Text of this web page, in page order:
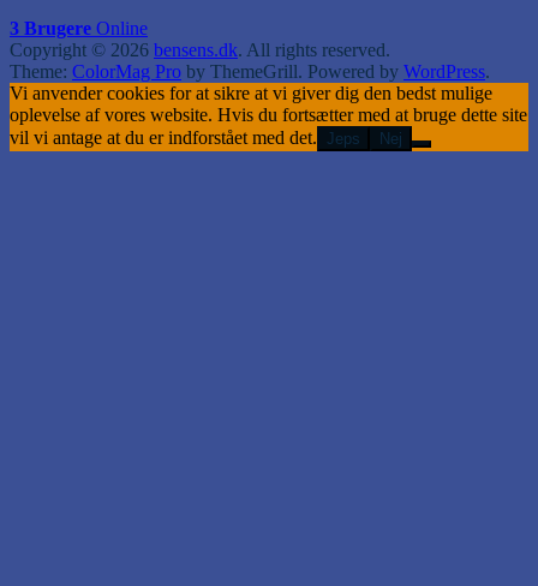
3 Brugere Online
Copyright © 2026 bensens.dk. All rights reserved.
Theme: ColorMag Pro by ThemeGrill. Powered by WordPress.
Vi anvender cookies for at sikre at vi giver dig den bedst mulige
oplevelse af vores website. Hvis du fortsætter med at bruge dette site
vil vi antage at du er indforstået med det. Jeps Nej